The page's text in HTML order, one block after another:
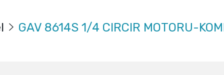
GAV 8614S 1/4 CIRCIR MOTORU-